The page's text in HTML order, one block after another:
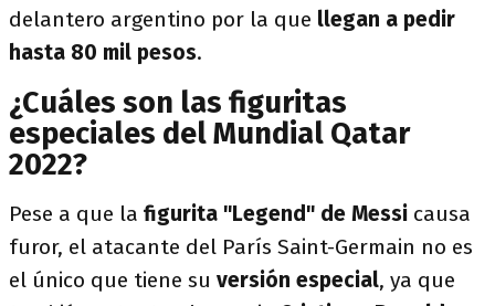
delantero argentino por la que llegan a pedir
hasta 80 mil pesos.
¿Cuáles son las figuritas
especiales del Mundial Qatar
2022?
Pese a que la figurita "Legend" de Messi causa
furor, el atacante del París Saint-Germain no es
el único que tiene su versión especial, ya que